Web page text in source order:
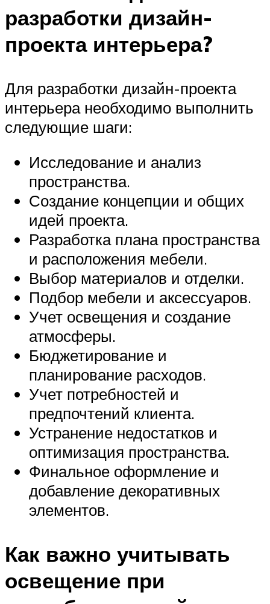
разработки дизайн-
проекта интерьера?
Для разработки дизайн-проекта
интерьера необходимо выполнить
следующие шаги:
Исследование и анализ
пространства.
Создание концепции и общих
идей проекта.
Разработка плана пространства
и расположения мебели.
Выбор материалов и отделки.
Подбор мебели и аксессуаров.
Учет освещения и создание
атмосферы.
Бюджетирование и
планирование расходов.
Учет потребностей и
предпочтений клиента.
Устранение недостатков и
оптимизация пространства.
Финальное оформление и
добавление декоративных
элементов.
Как важно учитывать
освещение при